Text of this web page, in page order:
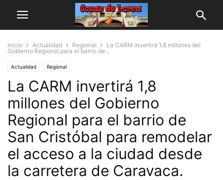
Inicio Actualidad Regional
La CARM invertirá 1,8 millones del
Gobierno Regional para el barrio de...
Actualidad Regional
La CARM invertirá 1,8
millones del Gobierno
Regional para el barrio de
San Cristóbal para remodelar
el acceso a la ciudad desde
la carretera de Caravaca.